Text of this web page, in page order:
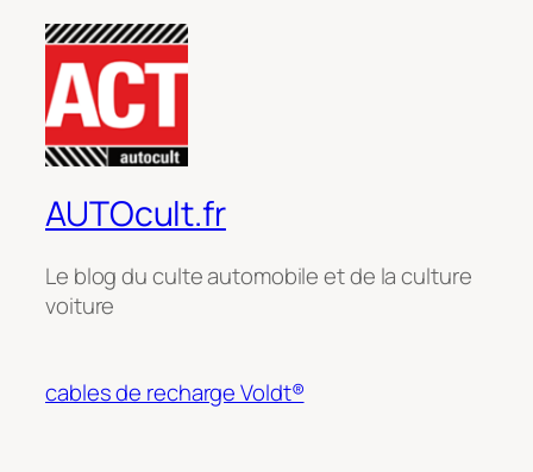
AUTOcult.fr
Le blog du culte automobile et de la culture
voiture
cables de recharge Voldt®